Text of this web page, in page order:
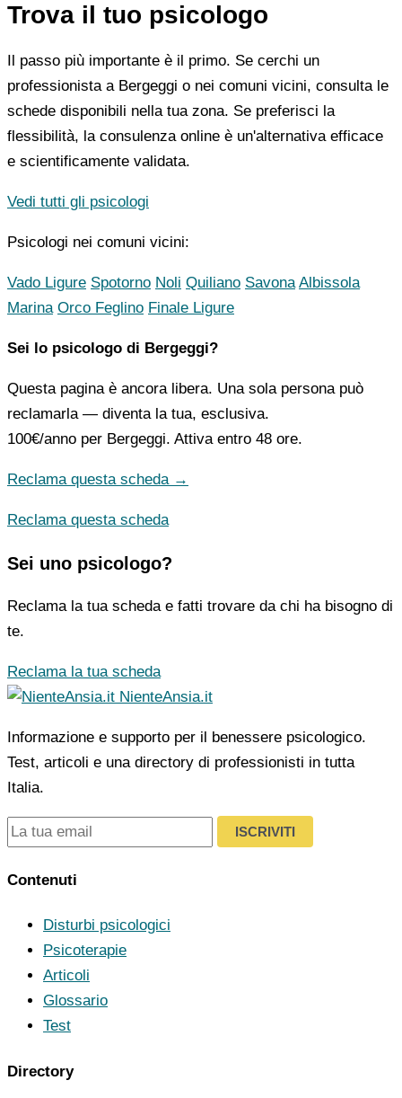
Trova il tuo psicologo
Il passo più importante è il primo. Se cerchi un
professionista a Bergeggi o nei comuni vicini, consulta le
schede disponibili nella tua zona. Se preferisci la
flessibilità, la consulenza online è un'alternativa efficace
e scientificamente validata.
Vedi tutti gli psicologi
Psicologi nei comuni vicini:
Vado Ligure Spotorno Noli Quiliano Savona Albissola
Marina Orco Feglino Finale Ligure
Sei lo psicologo di Bergeggi?
Questa pagina è ancora libera. Una sola persona può
reclamarla — diventa la tua, esclusiva.
100€/anno per Bergeggi. Attiva entro 48 ore.
Reclama questa scheda →
Reclama questa scheda
Sei uno psicologo?
Reclama la tua scheda e fatti trovare da chi ha bisogno di
te.
Reclama la tua scheda
NienteAnsia.it
Informazione e supporto per il benessere psicologico.
Test, articoli e una directory di professionisti in tutta
Italia.
ISCRIVITI
Contenuti
Disturbi psicologici
Psicoterapie
Articoli
Glossario
Test
Directory